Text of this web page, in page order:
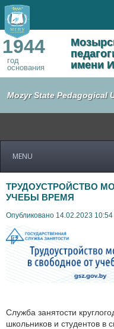
1944
год
основания
имени
Mozyr State Pedagogical
MENU
ТРУДОУСТРОЙСТВО
УЧЕБЫ ВРЕМЯ
Опубликовано 14.02.2023 10:54
Служба занятости
школьников и студентов в